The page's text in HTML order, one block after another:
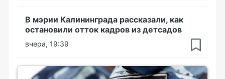
В мэрии Калининграда рассказали, как
остановили отток кадров из детсадов
вчера, 19:39